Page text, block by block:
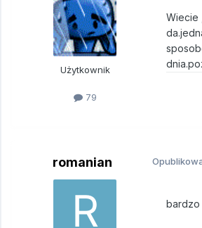
Użytkownik
79
Wiecie
romanian
bardzo